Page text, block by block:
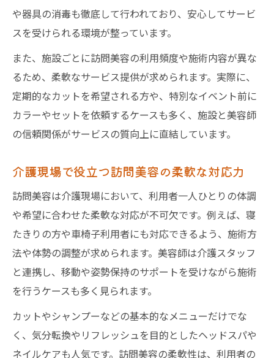
や器具の消毒も徹底して行われており、安心してサービ
スを受けられる環境が整っています。
また、施設ごとに訪問美容の利用頻度や施術内容が異な
るため、柔軟なサービス提供が求められます。実際に、
定期的なカットを希望される方や、特別なイベント前に
カラーやセットを依頼するケースも多く、施設と美容師
の信頼関係がサービスの質向上に直結しています。
介護現場で役立つ訪問美容の柔軟な対応力
訪問美容は介護現場において、利用者一人ひとりの体調
や希望に合わせた柔軟な対応が不可欠です。例えば、寝
たきりの方や車椅子利用者にも対応できるよう、施術方
法や体勢の調整が求められます。美容師は介護スタッフ
と連携し、移動や姿勢保持のサポートを受けながら施術
を行うケースも多く見られます。
カットやシャンプーなどの基本的なメニューだけでな
く、気分転換やリフレッシュを目的としたヘッドスパや
ネイルケアも人気です。訪問美容の柔軟性は、利用者の